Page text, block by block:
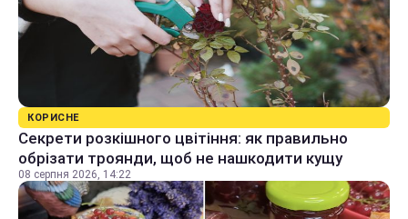
КОРИСНЕ
Секрети розкішного цвітіння: як правильно
обрізати троянди, щоб не нашкодити кущу
08 серпня 2026, 14:22